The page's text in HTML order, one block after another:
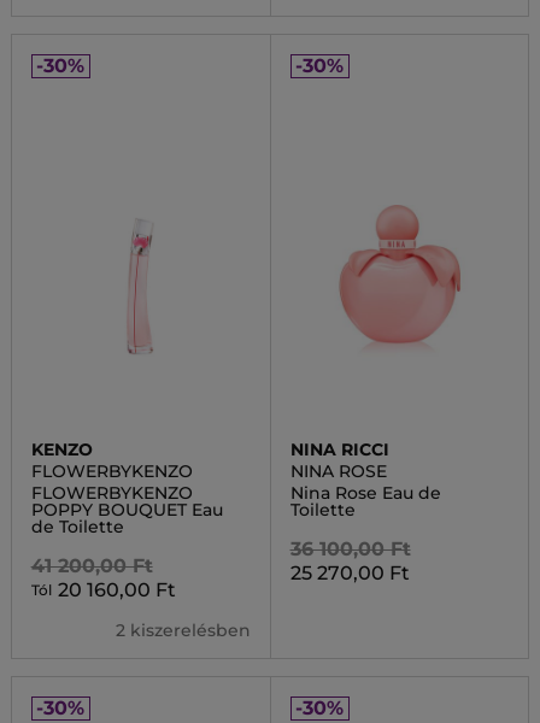
-30%
KENZO
FLOWERBYKENZO
FLOWERBYKENZO
POPPY BOUQUET Eau
de Toilette
41 200,00 Ft
Tól 20 160,00 Ft
2 kiszerelésben
-30%
NINA RICCI
NINA ROSE
Nina Rose Eau de
Toilette
36 100,00 Ft
25 270,00 Ft
-30% -30%